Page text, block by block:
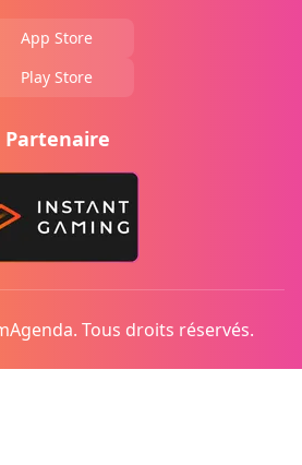
App Store
Play Store
Partenaire
Tous droits réservés.